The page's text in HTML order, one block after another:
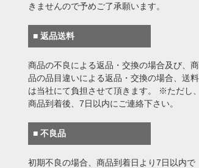
きませんので予めご了承願います。
■ 返品送料
商品の不良による返品・交換の場合及び、商
品の品目違いによる返品・交換の場合、送料
は当社にて負担させて頂きます。 ※ただし、
商品到着後、7日以内にご連絡下さい。
■ 不良品
初期不良の場合、商品到着日より7日以内で